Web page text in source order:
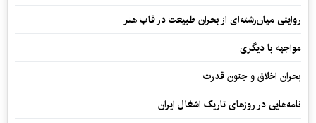
روایتی میان‌رشته‌ای از بحران طبیعت در قاب هنر
مواجهه با دیگری
بحران اخلاق و جنون قدرت
نامه‌هایی در روزهای تاریک اشغال ایران